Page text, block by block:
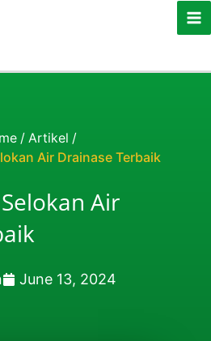
/ Artikel /
Air Drainase Terbaik
Air
June 13, 2024